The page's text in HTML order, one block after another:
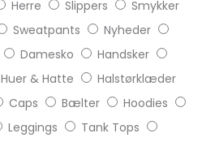
Herre Slippers
Smykker
Sweatpants
Nyheder
Damesko
Handsker
Huer & Hatte
Halstørklæder
Caps Bælter
Hoodies
Leggings
Tank Tops